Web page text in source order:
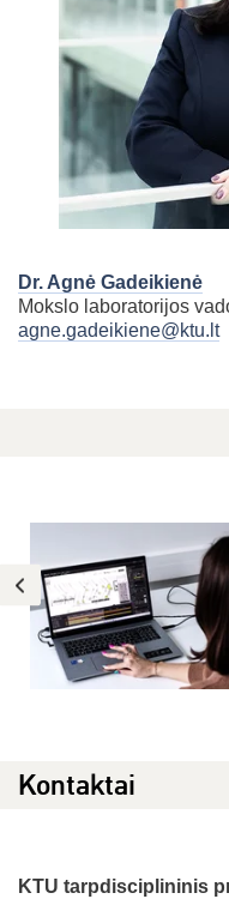
Dr. Agnė Gadeikienė
Mokslo laboratorijos
agne.gadeikiene@ktu.lt
Kontaktai
KTU tarpdisciplininis